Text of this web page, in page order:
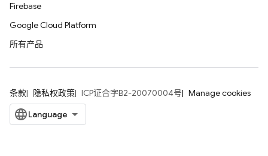
Firebase
Google Cloud Platform
所有产品
条款 隐私权政策 ICP证合字B2-20070004号 Manage cookies